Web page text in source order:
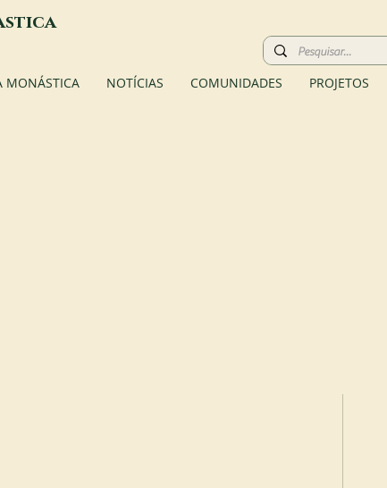
MONÁSTICA NOTÍCIAS COMUNIDADES PROJETOS